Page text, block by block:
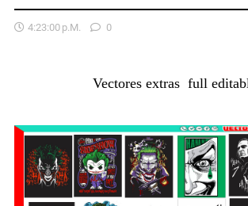
4:23:00 P.m. 0
Vectores extras full